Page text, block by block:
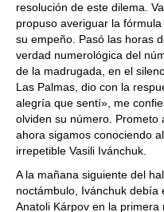
resolución de este dilema.
propuso averiguar la
su empeño. Pasó las horas
verdad numerológica del
de la madrugada, en el
Las Palmas, dio con la
alegría que sentí», me
olviden su número. Prometo
ahora sigamos conociendo
irrepetible Vasili Ivánchuk.
A la mañana siguiente del
noctámbulo, Ivánchuk debía
Anatoli Kárpov en la